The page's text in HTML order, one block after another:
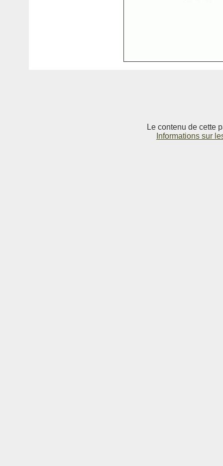
Le contenu de cette
Informations sur